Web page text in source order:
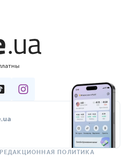
РЕДАКЦИОННАЯ ПОЛИТИКА